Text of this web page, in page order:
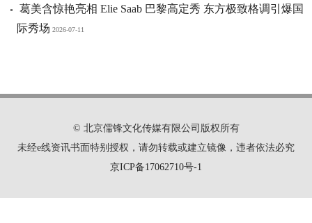
葛美含惊艳亮相 Elie Saab 巴黎高定秀 东方极致格调引爆国
际秀场 2026-07-11
© 北京儒锋文化传媒有限公司版权所有
未经e线资讯书面特别授权，请勿转载或建立镜像，违者依法必究
京ICP备17062710号-1